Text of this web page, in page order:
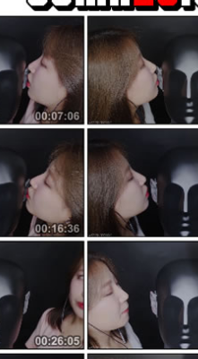
2019/8/06